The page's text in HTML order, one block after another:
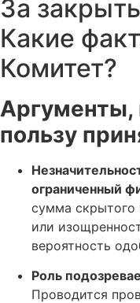
За
Какие
Комитет?
Аргументы,
пользу
ограниченный
сумма скрытого
или
вероятность
Роль
Проводится